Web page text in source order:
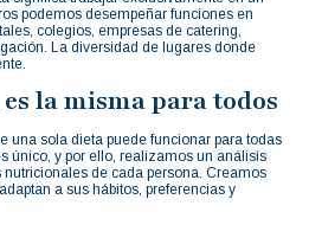
podemos desempeñar funciones en
colegios, empresas de catering,
La diversidad de lugares donde
la misma para todos
una sola dieta puede funcionar para todas
único, y por ello, realizamos un análisis
de cada persona. Creamos
a sus hábitos, preferencias y